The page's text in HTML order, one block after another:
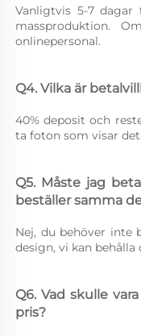
Vanligtvis 5-7 dagar
massproduktion.
onlinepersonal.
Q4. Vilka är
40% deposit och
ta foton som visar
Q5. Måste jag
beställer samma
Nej, du behöver inte
design, vi kan
Q6. Vad skulle
pris?